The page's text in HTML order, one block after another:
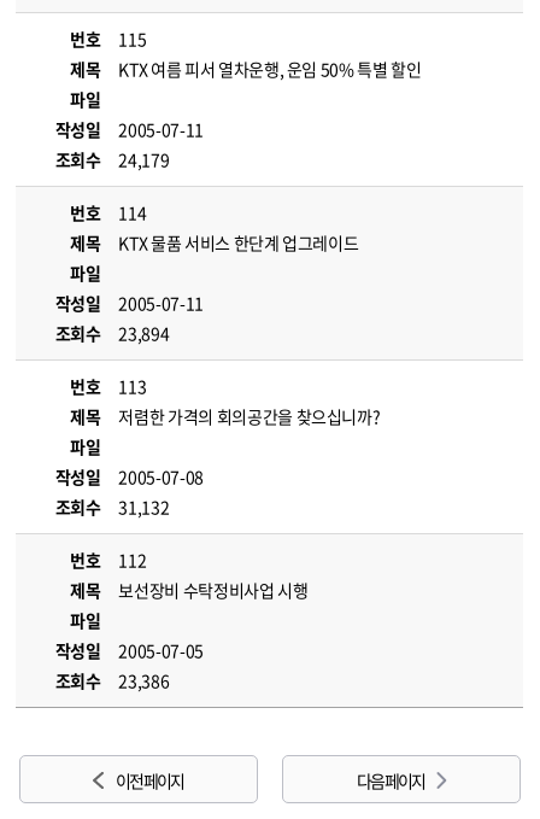
번호
115
제목
KTX 여름 피서 열차운행, 운임 50% 특별 할인
파일
작성일
2005-07-11
조회수
24,179
번호
114
제목
KTX 물품 서비스 한단계 업그레이드
파일
작성일
2005-07-11
조회수
23,894
번호
113
제목
저렴한 가격의 회의공간을 찾으십니까?
파일
작성일
2005-07-08
조회수
31,132
번호
112
제목
보선장비 수탁정비사업 시행
파일
작성일
2005-07-05
조회수
23,386
이전 페이지 다음 페이지